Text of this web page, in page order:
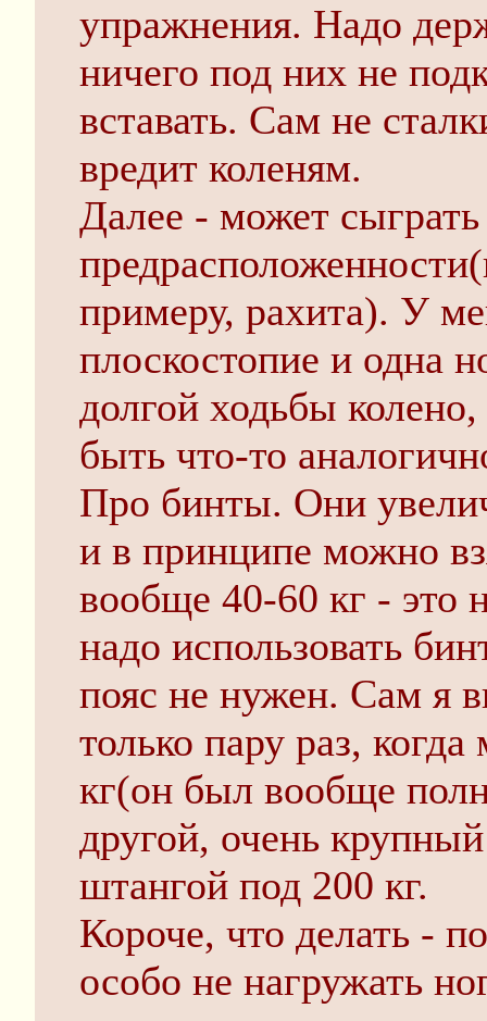
упражнения. Надо
ничего под них не
вставать. Сам не
вредит коленям.
Далее - может
примеру, рахита). У
плоскостопие и одна
долгой ходьбы
быть что-то
Про бинты. Они
и в принципе можно
вообще 40-60 кг - это
надо использовать
пояс не нужен. Сам я
только пару раз,
кг(он был вообще
другой, очень
штангой под 200 кг.
Короче, что делать -
особо не нагружать